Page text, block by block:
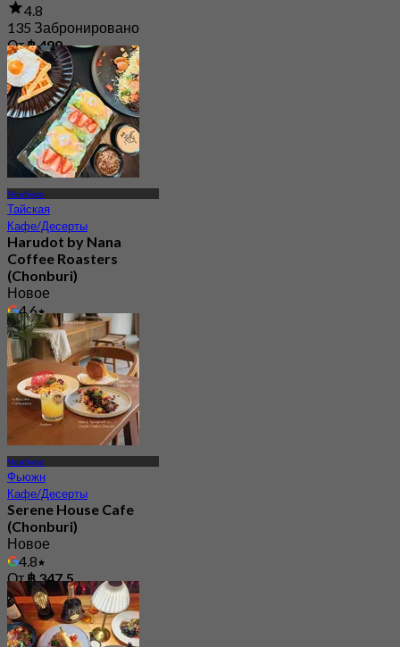
4.8
135 Забронировано
От฿ 499
Чонбури
Тайская
Кафе/Десерты
Harudot by Nana
Coffee Roasters
(Chonburi)
Новое
4.6
От฿ 263.33
Чонбури
Фьюжн
Кафе/Десерты
Serene House Cafe
(Chonburi)
Новое
4.8
От฿ 347.5